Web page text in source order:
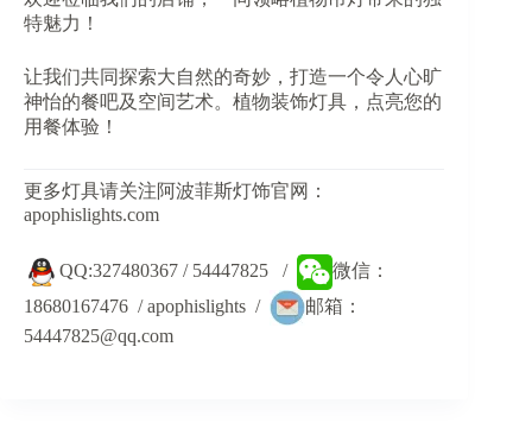
特魅力！
让我们共同探索大自然的奇妙，打造一个令人心旷
神怡的餐吧及空间艺术。植物装饰灯具，点亮您的
用餐体验！
更多灯具请关注阿波菲斯灯饰官网：
apophislights.com
QQ:327480367 / 54447825 /
微信：
18680167476 / apophislights /
邮箱：
54447825@qq.com